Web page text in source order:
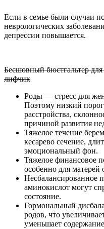
Если в семье были случаи
неврологических
депрессии повышается.
Бесшовный бюстгальтер для
лифчик
Роды — стресс для
Поэтому низкий
расстройства,
причиной развития
Тяжелое течение
кесарево сечение,
эмоциональный фон.
Тяжелое финансовое
особенно для матерей
Несбалансированное
аминокислот могут
состояние.
Гормональный
родов, что
уменьшает